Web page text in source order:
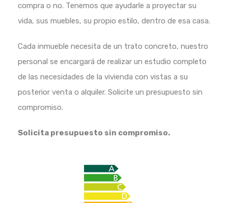
compra o no. Tenemos que ayudarle a proyectar su
vida, sus muebles, su propio estilo, dentro de esa casa.
Cada inmueble necesita de un trato concreto, nuestro
personal se encargará de realizar un estudio completo
de las necesidades de la vivienda con vistas a su
posterior venta o alquiler. Solicite un presupuesto sin
compromiso.
Solicita presupuesto sin compromiso.